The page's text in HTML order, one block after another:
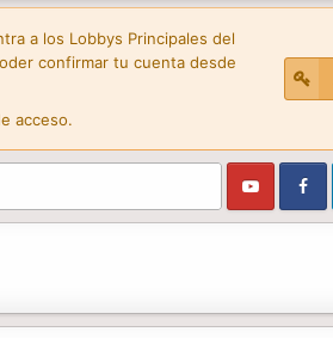
a los Lobbys Principales del
confirmar tu cuenta desde
acceso.